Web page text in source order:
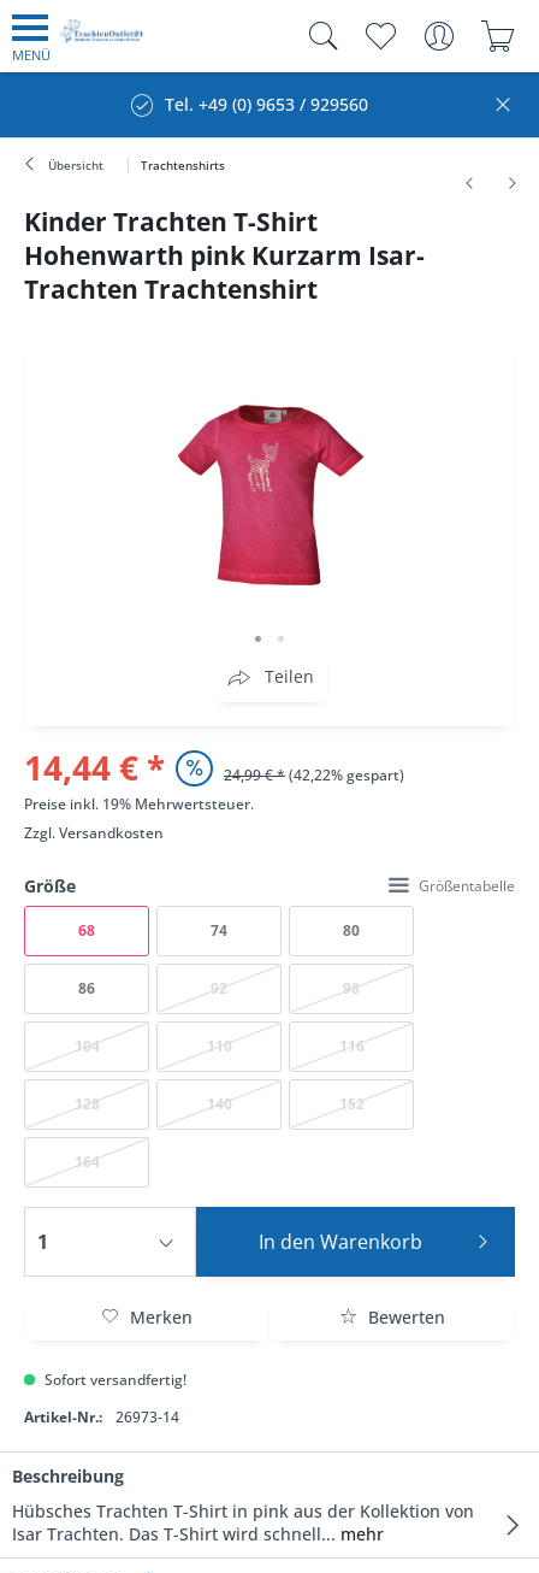
MENÜ
Tel. +49 (0) 9653 / 929560
Übersicht Trachtenshirts
Kinder Trachten T-Shirt
Hohenwarth pink Kurzarm Isar-
Trachten Trachtenshirt
Teilen
14,44 € * 24,99 € *(42,22% gespart)
Preise inkl. 19% Mehrwertsteuer.
Zzgl.Versandkosten
Größe Größentabelle
68 74 80
86 92 98
104 110 116
128 140 152
164
In den Warenkorb
Merken Bewerten
Sofort versandfertig!
Artikel-Nr.:
26973-14
Beschreibung
Hübsches Trachten T-Shirt in pink aus der Kollektion von
Isar Trachten. Das T-Shirt wird schnell... mehr